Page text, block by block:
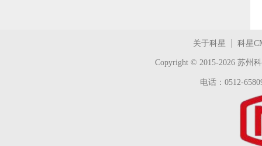
关于科星 科星
Copyright © 2015-2026 苏州
电话：0512-